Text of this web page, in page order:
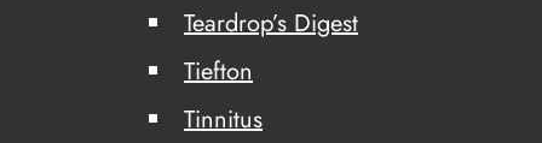
Teardrop’s Digest
Tiefton
Tinnitus